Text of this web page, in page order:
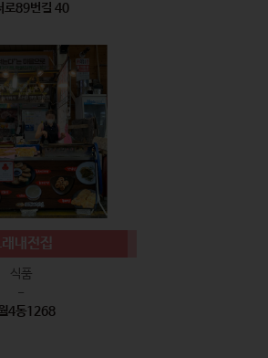
로89번길 40
내전집
식품
-
4동1268